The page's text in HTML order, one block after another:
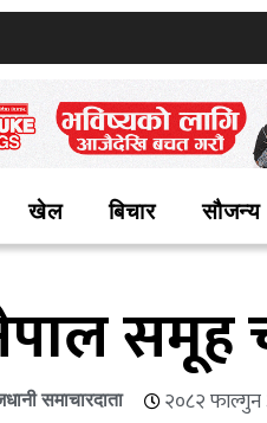
खेल बिचार सौजन्य
समूह
समाचारदाता २०८२